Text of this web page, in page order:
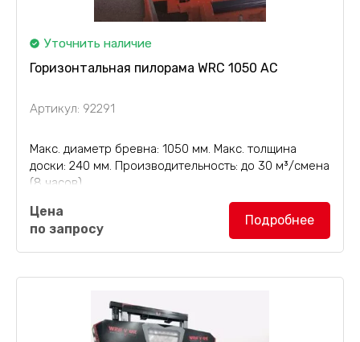
Уточнить наличие
Горизонтальная пилорама WRC 1050 AC
Артикул: 92291
Макс. диаметр бревна: 1050 мм. Макс. толщина
доски: 240 мм. Производительность: до 30 м³/смена
(8 часов).
Горизонтальная пилорама WRC 1050 AC
(ленточнопильный станок Wravor, Словения)
предназначена для производств, для которых
лесопиление является...
Цена
по запросу
Подробнее